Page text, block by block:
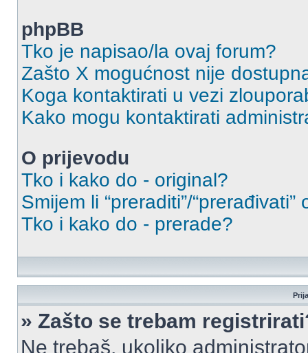
phpBB
Tko je napisao/la ovaj forum?
Zašto X mogućnost nije
Koga kontaktirati u vezi
Kako mogu kontaktirati
O prijevodu
Tko i kako do - original?
Smijem li “preraditi”/
Tko i kako do - prerade?
» Zašto se trebam
Ne trebaš, ukoliko